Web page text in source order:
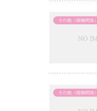
その他（植物関係）
その他（植物関係）